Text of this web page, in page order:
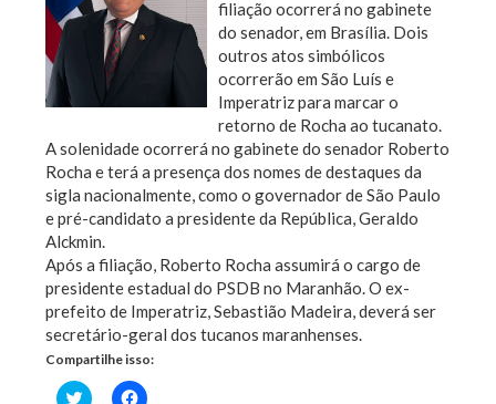
filiação ocorrerá no gabinete
do senador, em Brasília. Dois
outros atos simbólicos
ocorrerão em São Luís e
Imperatriz para marcar o
retorno de Rocha ao tucanato.
A solenidade ocorrerá no gabinete do senador Roberto
Rocha e terá a presença dos nomes de destaques da
sigla nacionalmente, como o governador de São Paulo
e pré-candidato a presidente da República, Geraldo
Alckmin.
Após a filiação, Roberto Rocha assumirá o cargo de
presidente estadual do PSDB no Maranhão. O ex-
prefeito de Imperatriz, Sebastião Madeira, deverá ser
secretário-geral dos tucanos maranhenses.
Compartilhe isso:
Clique Clique